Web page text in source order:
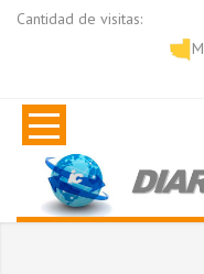
Cantidad de visitas: